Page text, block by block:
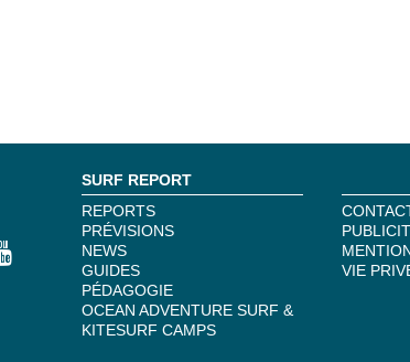
SURF REPORT
REPORTS
PRÉVISIONS
NEWS
GUIDES
PÉDAGOGIE
OCEAN ADVENTURE SURF &
KITESURF CAMPS
VIE